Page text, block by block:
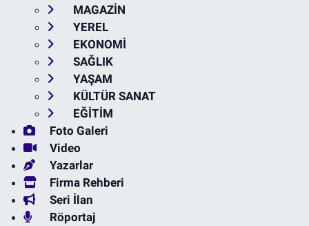
MAGAZİN
YEREL
EKONOMİ
SAĞLIK
YAŞAM
KÜLTÜR SANAT
EĞİTİM
Foto Galeri
Video
Yazarlar
Firma Rehberi
Seri İlan
Röportaj